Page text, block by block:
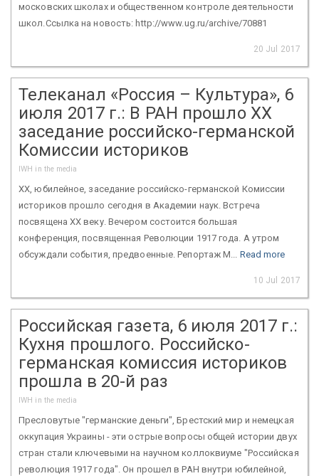
московских школах и общественном контроле деятельности
школ.Ссылка на новость: http://www.ug.ru/archive/70881
20 Jul 2017
Телеканал «Россия – Культура», 6
июля 2017 г.: В РАН прошло XX
заседание российско-германской
Комиссии историков
IWH in the media
XX, юбилейное, заседание российско-германской Комиссии
историков прошло сегодня в Академии наук. Встреча
посвящена XX веку. Вечером состоится большая
конференция, посвященная Революции 1917 года. А утром
обсуждали события, предвоенные. Репортаж М... Read more
10 Jul 2017
Российская газета, 6 июля 2017 г.:
Кухня прошлого. Российско-
германская комиссия историков
прошла в 20-й раз
IWH in the media
Пресловутые "германские деньги", Брестский мир и немецкая
оккупация Украины - эти острые вопросы общей истории двух
стран стали ключевыми на научном коллоквиуме "Российская
революция 1917 года". Он прошел в РАН внутри юбилейной,